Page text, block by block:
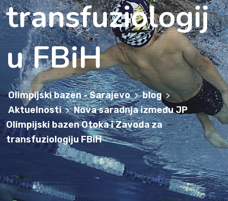
transfuziologij
u FBiH
Olimpijski bazen - Sarajevo > blog >
Aktuelnosti > Nova saradnja između JP
Olimpijski bazen Otoka i Zavoda za
transfuziologiju FBiH